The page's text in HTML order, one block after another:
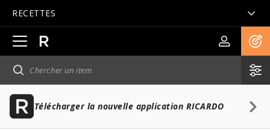
RECETTES
Ouvrir
la
navigation
principale
Télécharger la nouvelle application RICARDO